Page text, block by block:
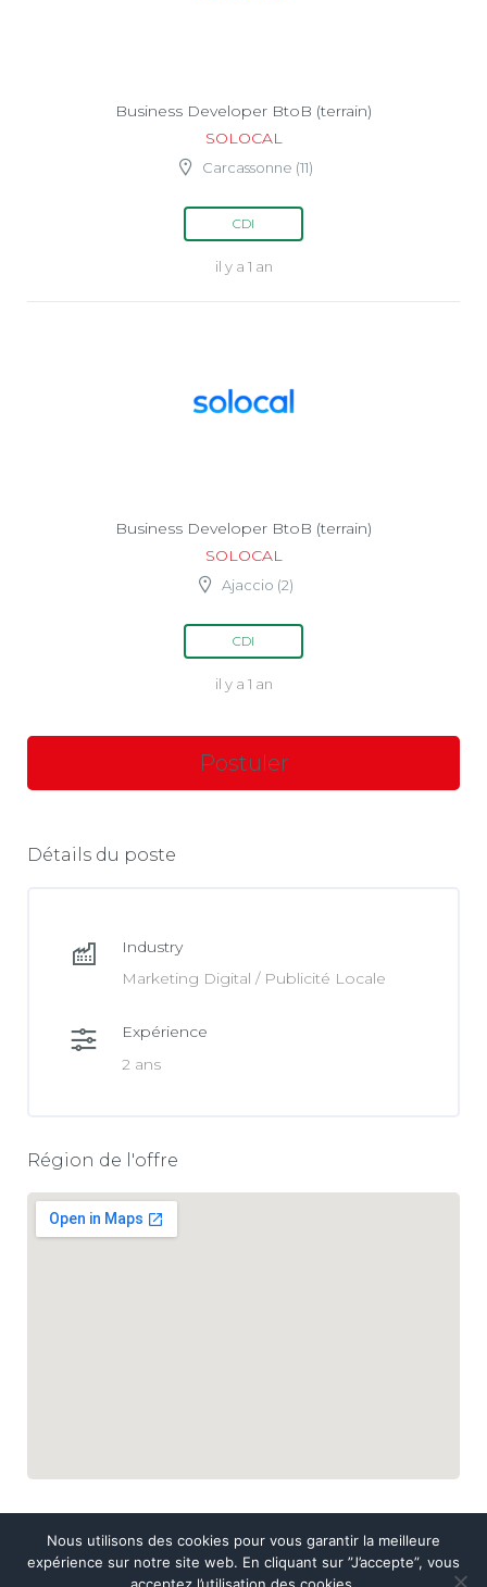
Business Developer BtoB (terrain)
SOLOCAL
Carcassonne (11)
CDI
il y a 1 an
Business Developer BtoB (terrain)
SOLOCAL
Ajaccio (2)
CDI
il y a 1 an
Détails du poste
Industry
Marketing Digital / Publicité Locale
Expérience
2 ans
Région de l'offre
Nous utilisons des cookies pour vous garantir la meilleure
expérience sur notre site web. En cliquant sur ”J’accepte”, vous